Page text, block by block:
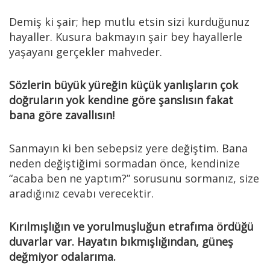
Demiş ki şair; hep mutlu etsin sizi kurduğunuz
hayaller. Kusura bakmayın şair bey hayallerle
yaşayanı gerçekler mahveder.
Sözlerin büyük yüreğin küçük yanlışların çok
doğruların yok kendine göre şanslısın fakat
bana göre zavallısın!
Sanmayın ki ben sebepsiz yere değiştim. Bana
neden değiştiğimi sormadan önce, kendinize
“acaba ben ne yaptım?” sorusunu sormanız, size
aradığınız cevabı verecektir.
Kırılmışlığın ve yorulmuşluğun etrafıma ördüğü
duvarlar var. Hayatın bıkmışlığından, güneş
değmiyor odalarıma.